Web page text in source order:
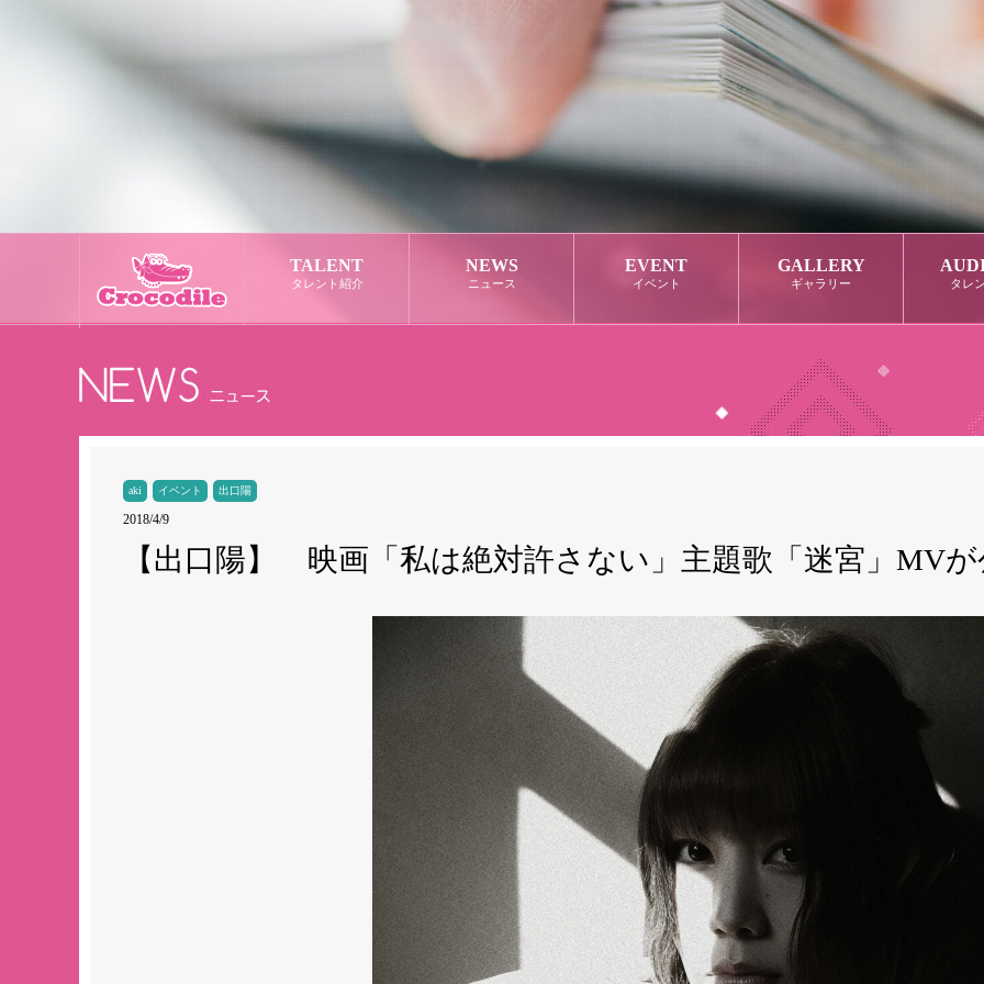
TALENT
タレント紹介
NEWS
ニュース
EVENT
イベント
GALLERY
ギャラリー タレ
aki イベント 出口陽
2018/4/9
【出口陽】 映画「私は絶対許さない」主題歌「迷宮」MV